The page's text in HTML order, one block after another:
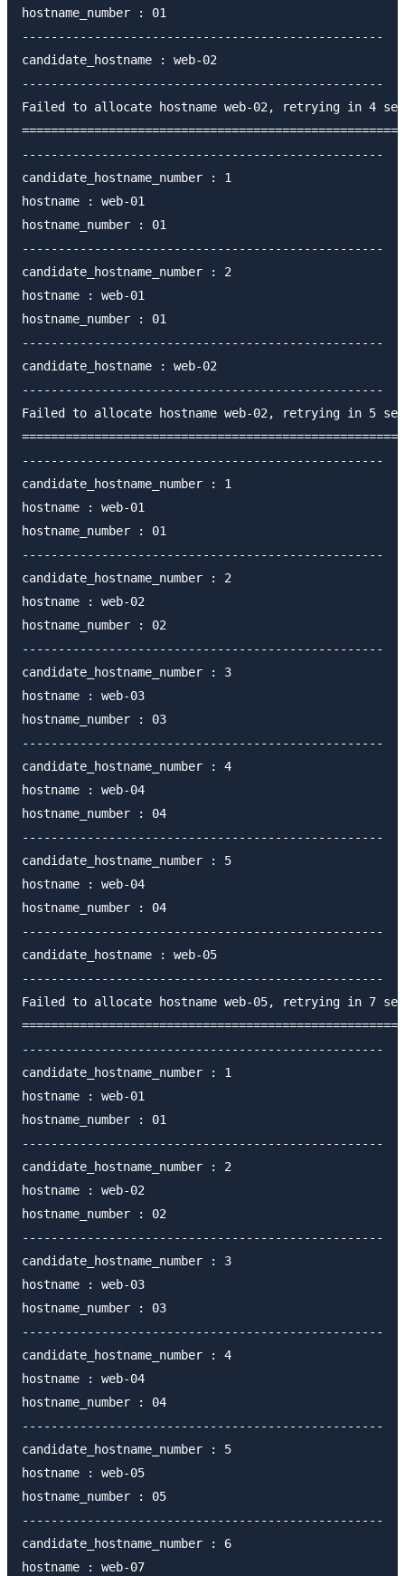
hostname_number : 01
--------------------------------------------------
candidate_hostname : web-02
--------------------------------------------------
Failed to allocate hostname web-02, retrying in 4
--------------------------------------------------
candidate_hostname_number : 1
hostname : web-01
hostname_number : 01
--------------------------------------------------
candidate_hostname_number : 2
hostname : web-01
hostname_number : 01
--------------------------------------------------
candidate_hostname : web-02
--------------------------------------------------
Failed to allocate hostname web-02, retrying in 5
--------------------------------------------------
candidate_hostname_number : 1
hostname : web-01
hostname_number : 01
--------------------------------------------------
candidate_hostname_number : 2
hostname : web-02
hostname_number : 02
--------------------------------------------------
candidate_hostname_number : 3
hostname : web-03
hostname_number : 03
--------------------------------------------------
candidate_hostname_number : 4
hostname : web-04
hostname_number : 04
--------------------------------------------------
candidate_hostname_number : 5
hostname : web-04
hostname_number : 04
--------------------------------------------------
candidate_hostname : web-05
--------------------------------------------------
Failed to allocate hostname web-05, retrying in 7
--------------------------------------------------
candidate_hostname_number : 1
hostname : web-01
hostname_number : 01
--------------------------------------------------
candidate_hostname_number : 2
hostname : web-02
hostname_number : 02
--------------------------------------------------
candidate_hostname_number : 3
hostname : web-03
hostname_number : 03
--------------------------------------------------
candidate_hostname_number : 4
hostname : web-04
hostname_number : 04
--------------------------------------------------
candidate_hostname_number : 5
hostname : web-05
hostname_number : 05
--------------------------------------------------
candidate_hostname_number : 6
hostname : web-07